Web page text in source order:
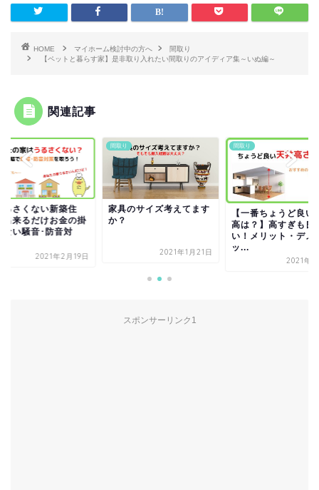
HOME マイホーム検討中の方へ
間取り
【ペットと暮らす家】是非取り入れたい間取りのアイディア集～いぬ編～
関連記事
るさくない新築住
出来るだけお金の掛
ない騒音･防音対
2021年2月19日
間取り
家具のサイズ考えてます
か？
2021年1月21日
間取り
【一番ちょうど良い
高は？】高すぎも良
い！メリット・デメ
ッ...
2021年6
スポンサーリンク1